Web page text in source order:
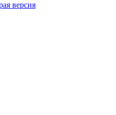
версия